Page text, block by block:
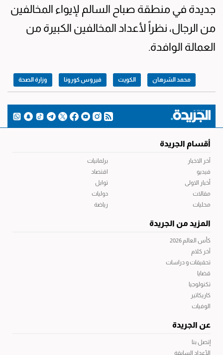
جديدة في منطقة صباح السالم لإيواء المخالفين
من الرجال، نظراً لأعداد المخالفين الكبيرة من
العمالة الوافدة.
محمد الشرهان الكويت فيروس كورونا وزارة الصحة
أقسام الجريدة
آخر الاخبار
فيديو
أخبار الاولى
مقالات
محليات
برلمانيات
اقتصاد
توابل
دوليات
رياضة
المزيد من الجريدة
كأس العالم 2026
آخر كلام
تحقيقات و دراسات
قضايا
تكنولوجيا
كاريكاتير
الوفيات
عن الجريدة
إتصل بنا
الأعداد السابقة